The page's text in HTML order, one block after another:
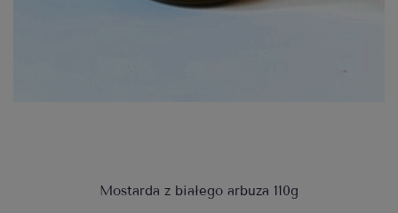
Mostarda z białego arbuza 110g